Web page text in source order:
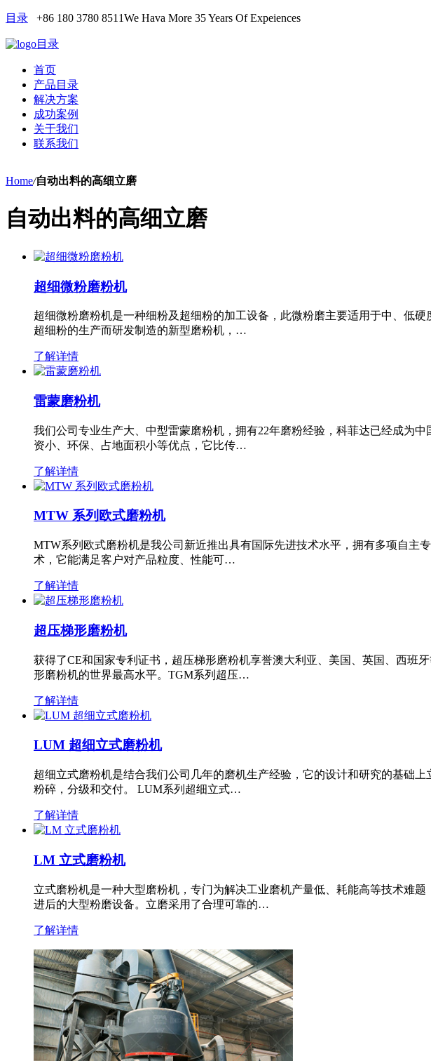
目录 +86 180 3780 8511We Hava More 35 Years Of Expeiences
目录
首页
产品目录
解决方案
成功案例
关于我们
联系我们
Home/自动出料的高细立磨
自动出料的高细立磨
超细微粉磨粉机
超细微粉磨粉机是一种细粉及超细粉的加工设备，此微粉磨主要适用于中、低
超细粉的生产而研发制造的新型磨粉机，…
了解详情
雷蒙磨粉机
我们公司专业生产大、中型雷蒙磨粉机，拥有22年磨粉经验，科菲达已经成为
资小、环保、占地面积小等优点，它比传…
了解详情
MTW 系列欧式磨粉机
MTW系列欧式磨粉机是我公司新近推出具有国际先进技术水平，拥有多项自
术，它能满足客户对产品粒度、性能可…
了解详情
超压梯形磨粉机
获得了CE和国家专利证书，超压梯形磨粉机享誉澳大利亚、美国、英国、西班
形磨粉机的世界最高水平。TGM系列超压…
了解详情
LUM 超细立式磨粉机
超细立式磨粉机是结合我们公司几年的磨机生产经验，它的设计和研究的基础
粉碎，分级和交付。 LUM系列超细立式…
了解详情
LM 立式磨粉机
立式磨粉机是一种大型磨粉机，专门为解决工业磨机产量低、耗能高等技术难
进后的大型粉磨设备。立磨采用了合理可靠的…
了解详情